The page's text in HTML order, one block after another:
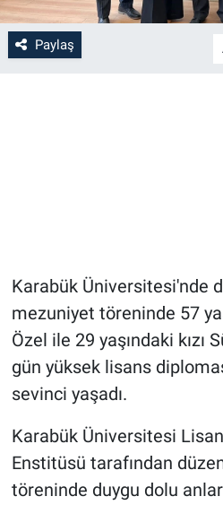
Paylaş
Karabük Üniversitesi'nde
mezuniyet töreninde 57
Özel ile 29 yaşındaki kızı
gün yüksek lisans
sevinci yaşadı.
Karabük Üniversitesi
Enstitüsü tarafından
töreninde duygu dolu